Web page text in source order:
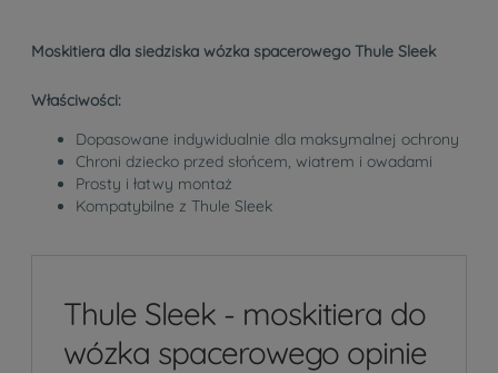
Moskitiera dla siedziska wózka spacerowego Thule Sleek
Właściwości:
Dopasowane indywidualnie dla maksymalnej ochrony
Chroni dziecko przed słońcem, wiatrem i owadami
Prosty i łatwy montaż
Kompatybilne z Thule Sleek
Thule Sleek - moskitiera do
wózka spacerowego opinie